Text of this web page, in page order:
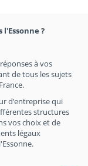
?
à vos
de tous les sujets
d’entreprise qui
structures
vos choix et de
légaux